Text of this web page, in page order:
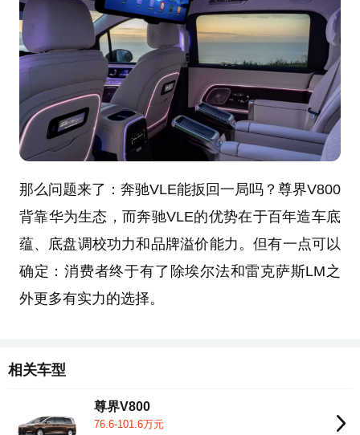
那么问题来了：奔驰VLE能扳回一局吗？尊界V800
背靠华为生态，而奔驰VLE的优势在于百年造车底
蕴、底盘调校功力和品牌溢价能力。但有一点可以
确定：消费者终于有了除埃尔法和雷克萨斯LM之
外更多有实力的选择。
相关车型
尊界V800
76.6-101.6万元